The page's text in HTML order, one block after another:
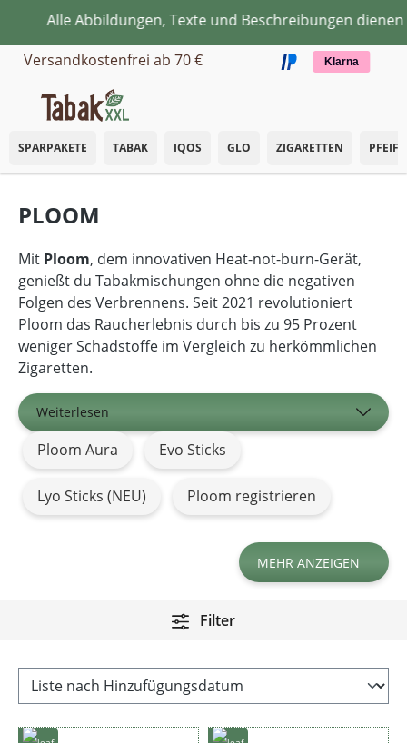
Zum Hauptinhalt springen
Abbildungen, Texte und Beschreibungen dienen
Versandkostenfrei ab 70 €
Klarna
SPARPAKETE TABAK IQOS GLO ZIGARETTEN
PLOOM
Mit Ploom, dem innovativen Heat-not-burn-Gerät,
genießt du Tabakmischungen ohne die negativen
Folgen des Verbrennens. Seit 2021 revolutioniert
Ploom das Raucherlebnis durch bis zu 95 Prozent
weniger Schadstoffe im Vergleich zu herkömmlichen
Zigaretten.
Weiterlesen
Ploom Aura Evo Sticks
Lyo Sticks (NEU) Ploom registrieren
MEHR ANZEIGEN
Filter